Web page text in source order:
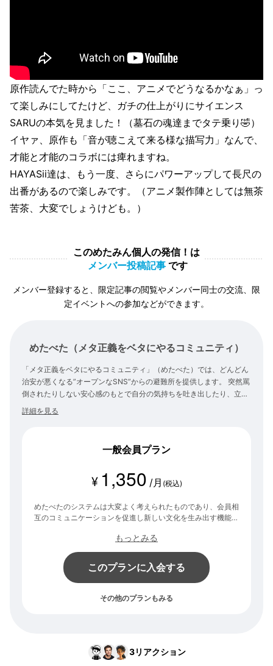
原作読んでた時から「ここ、アニメでどうなるかなぁ」っ
て楽しみにしてたけど、ガチの仕上がりにサイエンス
SARUの本気を見ました！（墓石の魂達までタテ乗り🤣）
イヤァ、原作も「音が聴こえて来る様な描写力」なんで、
才能と才能のコラボには痺れますね。
HAYASii達は、もう一度、さらにパワーアップして長尺の
出番があるので楽しみです。（アニメ製作陣としては無茶
苦茶、大変でしょうけども。）
このめたみん個人の発信！は
メンバー投稿記事 です
メンバー登録すると、限定記事の閲覧やメンバー同士の交流、限
定イベントへの参加などができます。
めたべた（メタ正義をベタにやるコミュニティ）
「メタ正義をベタにやるコミュニティ」（めたべた）では、どんどん
治安が悪くなる”オープンなSNS”からの避難所を提供します。 突然罵
倒されたりしない安心感のもとで自分の気持ちを吐き出したり、立場
の違いを超えて意見を交換したりといった、昔の「ネット黎明期」に
はあった可能性を再度信じられる場を目指します。 そうすることで、
詳細を見る
一般会員プラン
¥ 1,350 /月 (税込)
めたべたのシステムは大変よく考えられたものであり、会員相
互のコミュニケーションを促進し新しい文化を生み出す機能が
軽自動車一台分の初期投資と、さらに少なからぬ固定費がかか
り続けるので、すいませんが参加費をいただければ幸いです。
少額でも参加費があることで、「荒らし」のような存在が入っ
てこないようにする防御壁の役割も果たすと思います。もう一
個の「（大富豪）白石正一郎プラン」との機能上の違いは全く
もっとみる
このプランに入会する
その他のプランもみる
3リアクション